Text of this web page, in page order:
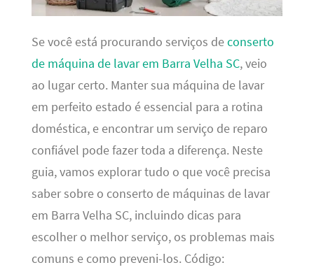
Se você está procurando serviços deconserto
de máquina de lavar em Barra Velha SC, veio
ao lugar certo. Manter sua máquina de lavar
em perfeito estado é essencial para a rotina
doméstica, e encontrar um serviço de reparo
confiável pode fazer toda a diferença. Neste
guia, vamos explorar tudo o que você precisa
saber sobre o conserto de máquinas de lavar
em Barra Velha SC, incluindo dicas para
escolher o melhor serviço, os problemas mais
comuns e como preveni-los. Código: